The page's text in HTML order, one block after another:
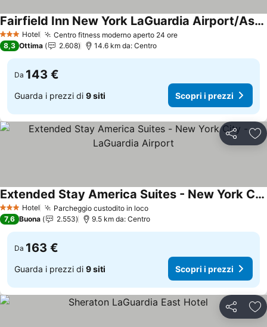
3 StelleHotel Centro fitness moderno aperto 24 oreScopri i prezzi
Fairfield Inn New York LaGuardia Airport/Astoria
Scopri i prezzi
8,3 Ottima 2.608 14.6 km da: Centro
Da 143 €
Guarda i prezzi di 9 siti Scopri i prezzi
Condividi
3 StelleHotel Parcheggio custodito in locoScopri i prezzi
Extended Stay America Suites - New York City - LaGuardia Airport
Scopri i prezzi
7,6 Buona 2.553 9.5 km da: Centro
Da 163 €
Guarda i prezzi di 9 siti Scopri i prezzi
Condividi